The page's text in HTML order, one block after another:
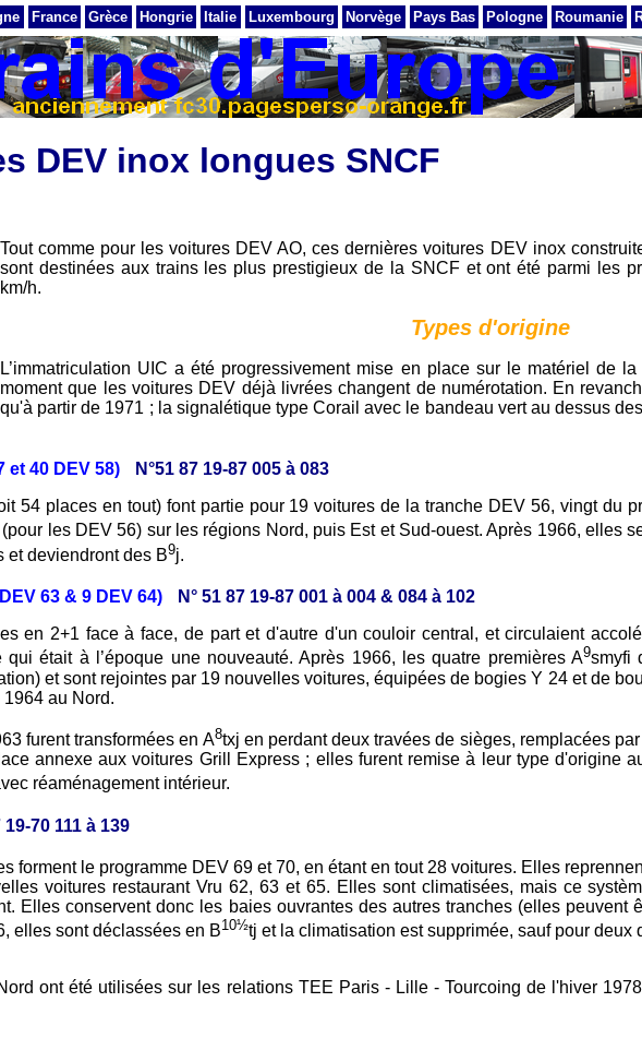
France Grèce Hongrie Italie Luxembourg Norvège Pays Bas Pologne Roumanie
DEV inox longues SNCF
Tout comme pour les voitures DEV AO, ces dernières voitures DEV inox
sont destinées aux trains les plus prestigieux de la SNCF et ont été parmi les
km/h.
Types d'origine
L’immatriculation UIC a été progressivement mise en place sur le matériel de
moment que les voitures DEV déjà livrées changent de numérotation. En
qu'à partir de 1971 ; la signalétique type Corail avec le bandeau vert au dessus
et 40 DEV 58)
N°51 87 19-87 005 à 083
54 places en tout) font partie pour 19 voitures de la tranche DEV 56, vingt du
les DEV 56) sur les régions Nord, puis Est et Sud-ouest. Après 1966, elles
et deviendront des B9j.
63 & 9 DEV 64)
N° 51 87 19-87 001 à 004 & 084 à 102
en 2+1 face à face, de part et d'autre d'un couloir central, et circulaient
était à l’époque une nouveauté. Après 1966, les quatre premières A9smyfi
et sont rejointes par 19 nouvelles voitures, équipées de bogies Y 24 et de
au Nord.
furent transformées en A8txj en perdant deux travées de sièges, remplacées
annexe aux voitures Grill Express ; elles furent remise à leur type d'origine
réaménagement intérieur.
19-70 111 à 139
forment le programme DEV 69 et 70, en étant en tout 28 voitures. Elles
voitures restaurant Vru 62, 63 et 65. Elles sont climatisées, mais ce
Elles conservent donc les baies ouvrantes des autres tranches (elles peuvent
elles sont déclassées en B10½tj et la climatisation est supprimée, sauf pour
ont été utilisées sur les relations TEE Paris - Lille - Tourcoing de l'hiver